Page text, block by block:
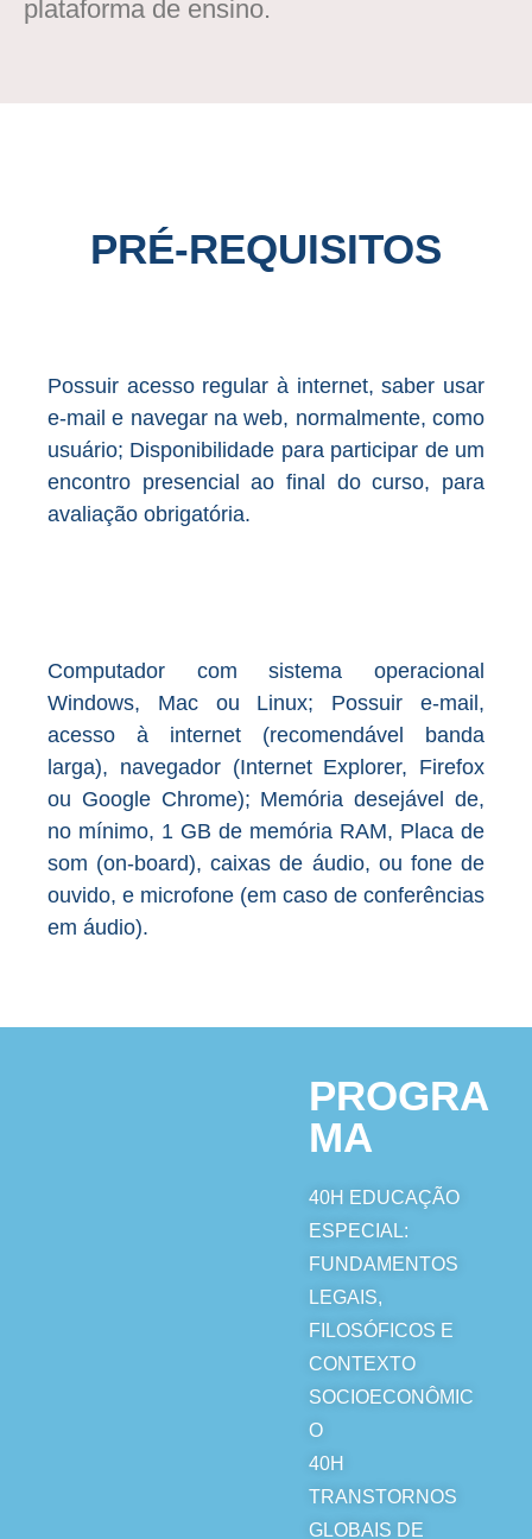
plataforma de ensino.
PRÉ-REQUISITOS
Possuir acesso regular à internet, saber usar
e-mail e navegar na web, normalmente, como
usuário; Disponibilidade para participar de um
encontro presencial ao final do curso, para
avaliação obrigatória.
Computador com sistema operacional
Windows, Mac ou Linux; Possuir e-mail,
acesso à internet (recomendável banda
larga), navegador (Internet Explorer, Firefox
ou Google Chrome); Memória desejável de,
no mínimo, 1 GB de memória RAM, Placa de
som (on-board), caixas de áudio, ou fone de
ouvido, e microfone (em caso de conferências
em áudio).
PROGRA
MA
40H EDUCAÇÃO
ESPECIAL:
FUNDAMENTOS
LEGAIS,
FILOSÓFICOS E
CONTEXTO
SOCIOECONÔMIC
O
40H
TRANSTORNOS
GLOBAIS DE